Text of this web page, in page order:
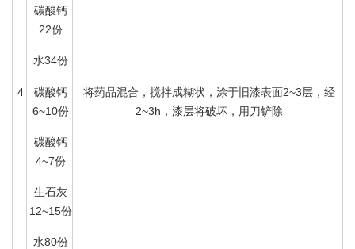
碳酸钙
22份
水34份
4
碳酸钙
6~10份
碳酸钙
4~7份
生石灰
12~15份
水80份
将药品混合，搅拌成糊状，涂于旧漆表面2~3层，经
2~3h，漆层将破坏，用刀铲除